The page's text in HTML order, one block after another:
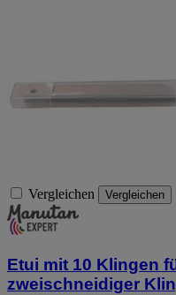
Vergleichen Vergleichen
Etui mit 10 Klingen
zweischneidiger